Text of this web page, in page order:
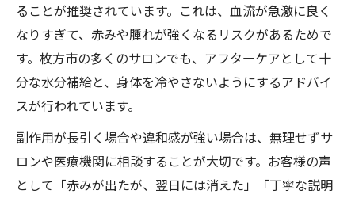
ることが推奨されています。これは、血流が急激に良く
なりすぎて、赤みや腫れが強くなるリスクがあるためで
す。枚方市の多くのサロンでも、アフターケアとして十
分な水分補給と、身体を冷やさないようにするアドバイ
スが行われています。
副作用が長引く場合や違和感が強い場合は、無理せずサ
ロンや医療機関に相談することが大切です。お客様の声
として「赤みが出たが、翌日には消えた」「丁寧な説明